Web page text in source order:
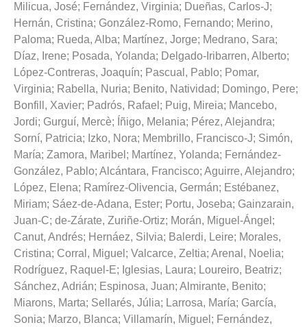
Milicua, José; Fernández, Virginia; Dueñas, Carlos-J;
Hernán, Cristina; González-Romo, Fernando; Merino,
Paloma; Rueda, Alba; Martínez, Jorge; Medrano, Sara;
Díaz, Irene; Posada, Yolanda; Delgado-Iribarren, Alberto;
López-Contreras, Joaquín; Pascual, Pablo; Pomar,
Virginia; Rabella, Nuria; Benito, Natividad; Domingo, Pere;
Bonfill, Xavier; Padrós, Rafael ; Puig, Mireia; Mancebo,
Jordi; Gurguí, Mercè; Íñigo, Melania; Pérez, Alejandra;
Sorní, Patricia; Izko, Nora; Membrillo, Francisco-J; Simón,
María; Zamora, Maribel ; Martínez, Yolanda; Fernández-
González, Pablo; Alcántara, Francisco; Aguirre, Alejandro;
López, Elena; Ramírez-Olivencia, Germán; Estébanez,
Miriam; Sáez-de-Adana, Ester; Portu, Joseba; Gainzarain,
Juan-C; de-Zárate, Zuriñe-Ortiz; Morán, Miguel-Ángel ;
Canut, Andrés; Hernáez, Silvia; Balerdi, Leire; Morales,
Cristina; Corral, Miguel ; Valcarce, Zeltia; Arenal, Noelia;
Rodríguez, Raquel-E; Iglesias, Laura; Loureiro, Beatriz;
Sánchez, Adrián; Espinosa, Juan; Almirante, Benito;
Miarons, Marta; Sellarés, Júlia; Larrosa, María; García,
Sonia; Marzo, Blanca; Villamarín, Miguel ; Fernández,